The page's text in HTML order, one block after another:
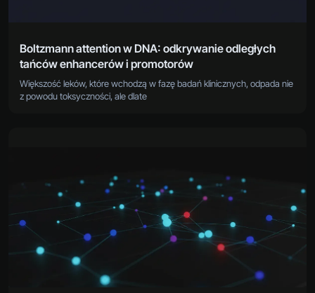
Boltzmann attention w DNA: odkrywanie odległych
tańców enhancerów i promotorów
Większość leków, które wchodzą w fazę badań klinicznych, odpada nie
z powodu toksyczności, ale dlate